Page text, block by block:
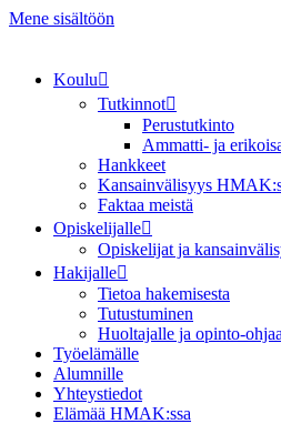
Mene sisältöön
Koulu
Tutkinnot
Perustutkinto
Ammatti- ja
Hankkeet
Kansainvälisyys
Faktaa meistä
Opiskelijalle
Opiskelijat ja
Hakijalle
Tietoa hakemisesta
Tutustuminen
Huoltajalle ja opinto-
Työelämälle
Alumnille
Yhteystiedot
Elämää HMAK:ssa